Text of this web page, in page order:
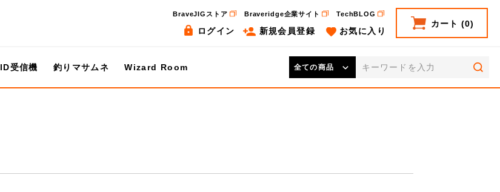
BraveJIGストア Braveridge企業サイト TechBLOG
ログイン 新規会員登録 お気に入り
カート (0)
受信機 釣りマサムネ Wizard Room